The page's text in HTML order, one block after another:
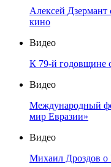
Алексей
кино
Видео
К 79-й годовщине
Видео
Международный
мир Евразии»
Видео
Михаил Дроздов о